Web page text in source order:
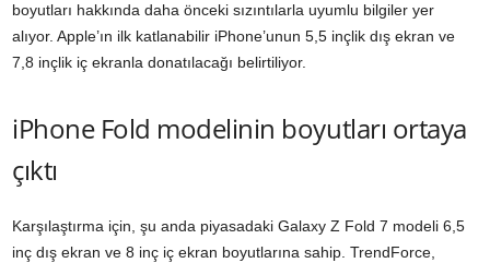
boyutları hakkında daha önceki sızıntılarla uyumlu bilgiler yer
alıyor. Apple’ın ilk katlanabilir iPhone’unun 5,5 inçlik dış ekran ve
7,8 inçlik iç ekranla donatılacağı belirtiliyor.
iPhone Fold modelinin boyutları ortaya
çıktı
Karşılaştırma için, şu anda piyasadaki Galaxy Z Fold 7 modeli 6,5
inç dış ekran ve 8 inç iç ekran boyutlarına sahip. TrendForce,